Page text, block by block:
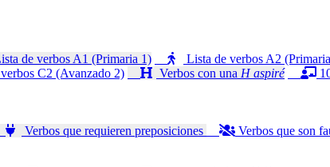
de verbos A1 (Primaria 1) Lista de verbos A2
C2 (Avanzado 2) Verbos con una H aspiré
Verbos que requieren preposiciones Verbos que son